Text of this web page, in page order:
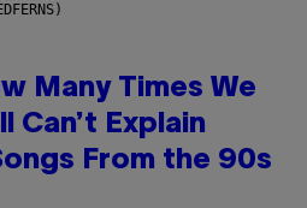
Many Times We
Can’t Explain
From the 90s